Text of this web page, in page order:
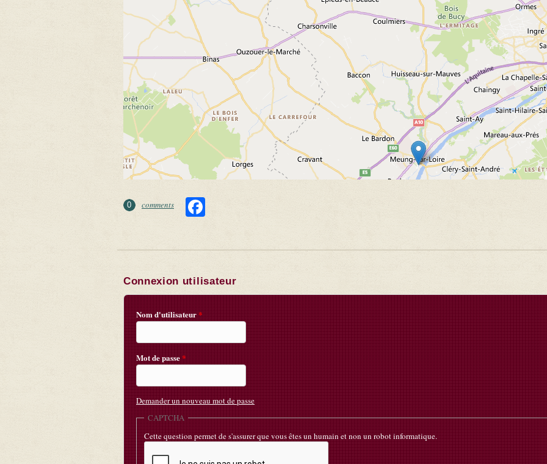
0 comments
Connexion utilisateur
Nom d'utilisateur*
Mot de passe*
Demander un nouveau mot de passe
CAPTCHA
Cette question permet de s'assurer que vous êtes un humain et non un robot informatique.